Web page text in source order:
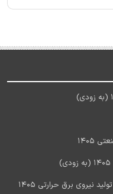
آخرین اخبار استخدام شرکت مادر تخصصی تولید نیروی برق حرارتی 1405